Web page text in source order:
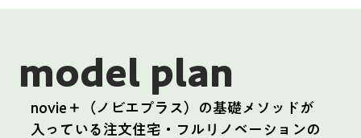
model plan
novie＋（ノビエプラス）の基礎メソッドが
入っている注文住宅・フルリノベーションの